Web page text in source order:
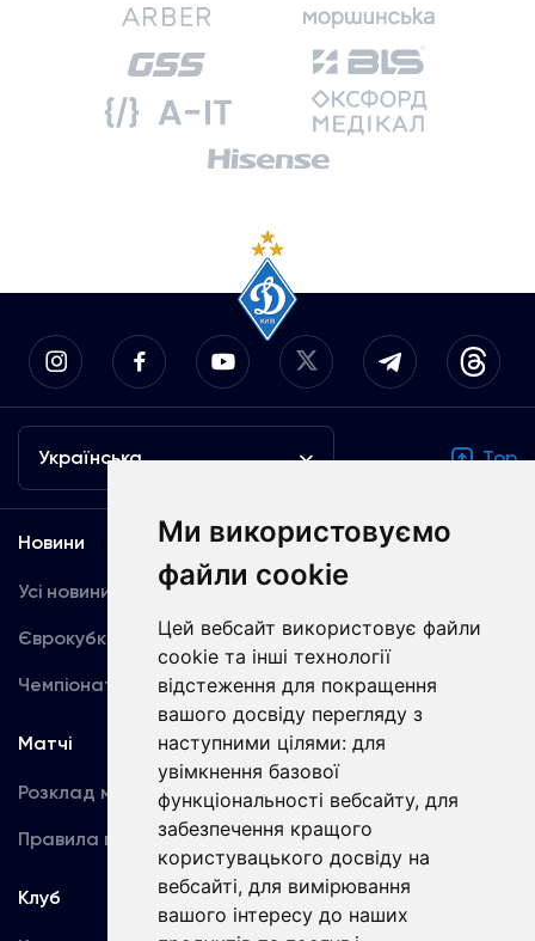
Ми використовуємо
файли cookie
Цей вебсайт використовує файли
cookie та інші технології
відстеження для покращення
вашого досвіду перегляду з
наступними цілями: для
увімкнення базової
функціональності вебсайту, для
забезпечення кращого
користувацького досвіду на
вебсайті, для вимірювання
вашого інтересу до наших
Українська Top
Новини
Усі новини
Єврокубки
Чемпіонат України
Медіа
Динамо TV
Фотогалерея
Акредитація
Матчі
Розклад матчів
Правила поведінки
Команда
Перша команда
U19
Клуб